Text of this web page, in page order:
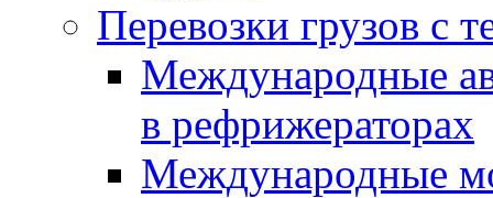
Перевозки грузов с
Международные
в рефрижераторах
Международные